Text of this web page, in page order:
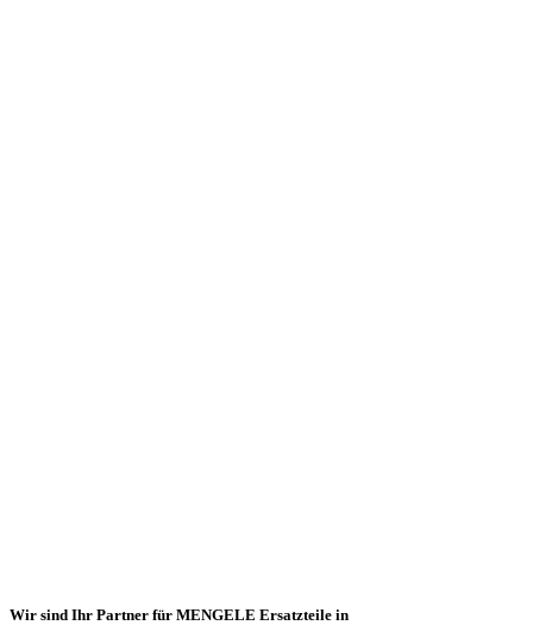
Wir sind Ihr Partner für MENGELE Ersatzteile in